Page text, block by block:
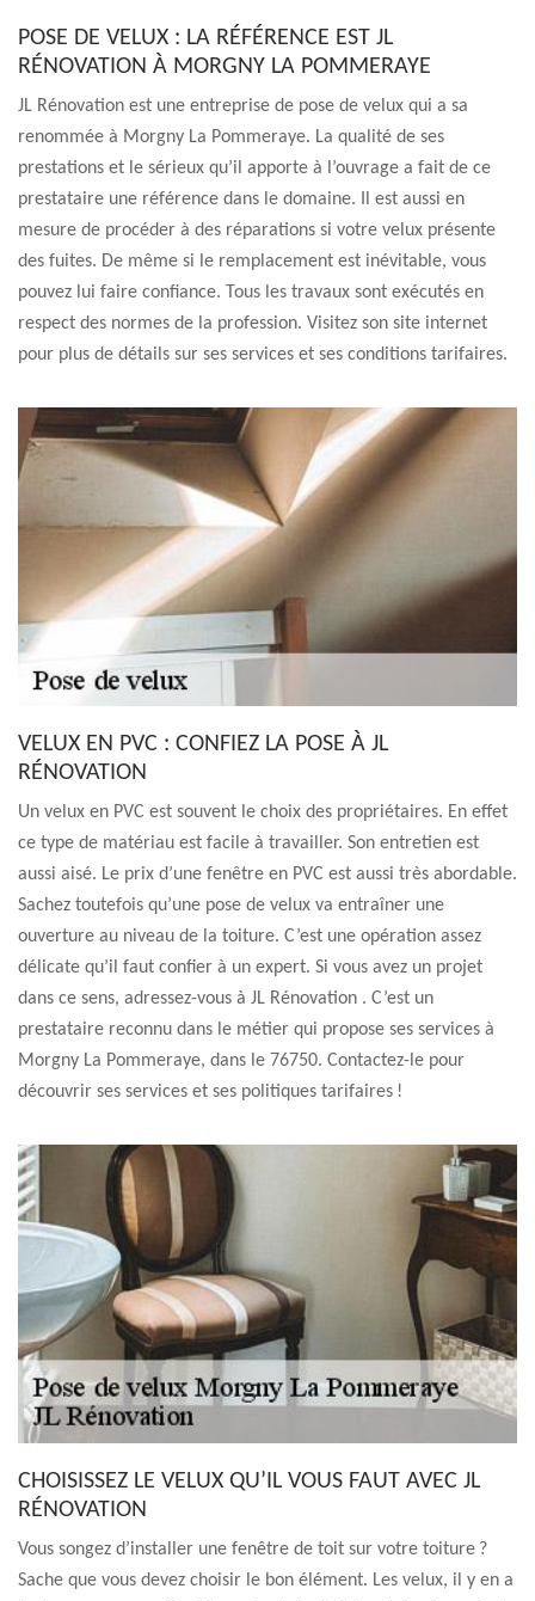
POSE DE VELUX : LA RÉFÉRENCE EST JL
RÉNOVATION À MORGNY LA POMMERAYE
JL Rénovation est une entreprise de pose de velux qui a sa
renommée à Morgny La Pommeraye. La qualité de ses
prestations et le sérieux qu’il apporte à l’ouvrage a fait de ce
prestataire une référence dans le domaine. Il est aussi en
mesure de procéder à des réparations si votre velux présente
des fuites. De même si le remplacement est inévitable, vous
pouvez lui faire confiance. Tous les travaux sont exécutés en
respect des normes de la profession. Visitez son site internet
pour plus de détails sur ses services et ses conditions tarifaires.
VELUX EN PVC : CONFIEZ LA POSE À JL
RÉNOVATION
Un velux en PVC est souvent le choix des propriétaires. En effet
ce type de matériau est facile à travailler. Son entretien est
aussi aisé. Le prix d’une fenêtre en PVC est aussi très abordable.
Sachez toutefois qu’une pose de velux va entraîner une
ouverture au niveau de la toiture. C’est une opération assez
délicate qu’il faut confier à un expert. Si vous avez un projet
dans ce sens, adressez-vous à JL Rénovation . C’est un
prestataire reconnu dans le métier qui propose ses services à
Morgny La Pommeraye, dans le 76750. Contactez-le pour
découvrir ses services et ses politiques tarifaires !
CHOISISSEZ LE VELUX QU’IL VOUS FAUT AVEC JL
RÉNOVATION
Vous songez d’installer une fenêtre de toit sur votre toiture ?
Sache que vous devez choisir le bon élément. Les velux, il y en a